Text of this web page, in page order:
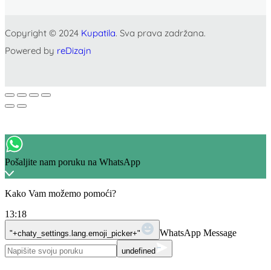
Copyright © 2024 Kupatila. Sva prava zadržana.
Powered by reDizajn
Pošaljite nam poruku na WhatsApp
Kako Vam možemo pomoći?
13:18
"+chaty_settings.lang.emoji_picker+" WhatsApp Message
undefined